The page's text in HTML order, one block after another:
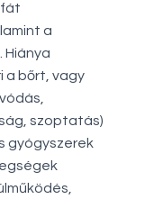
a
Hiánya
a bőrt, vagy
szoptatás)
gyógyszerek